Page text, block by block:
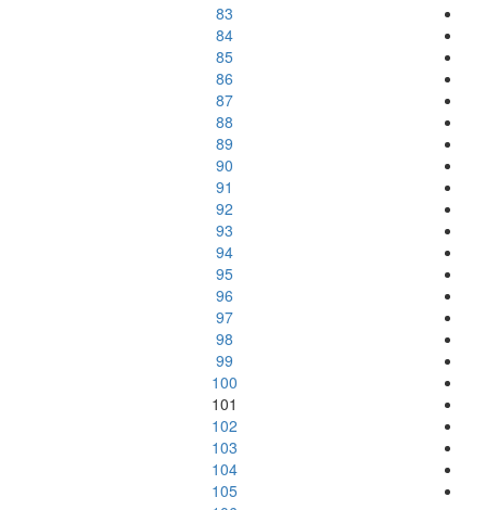
83
84
85
86
87
88
89
90
91
92
93
94
95
96
97
98
99
100
101
102
103
104
105